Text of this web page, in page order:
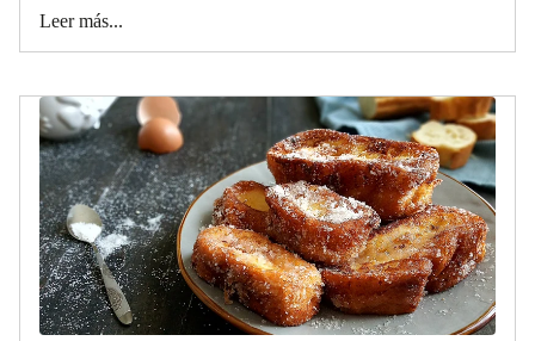
Leer más...